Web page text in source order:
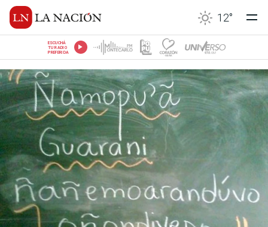
12°
ESCUCHÁ
TU RADIO
PREFERIDA